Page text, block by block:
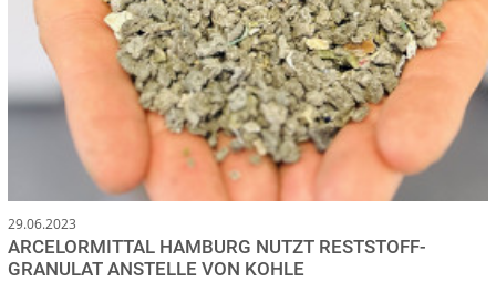
29.06.2023
ARCELORMITTAL HAMBURG NUTZT RESTSTOFF-
GRANULAT ANSTELLE VON KOHLE